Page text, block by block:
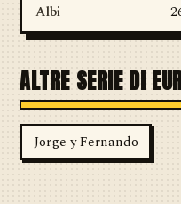
Albi
ALTRE SERIE DI
Jorge y Fernando